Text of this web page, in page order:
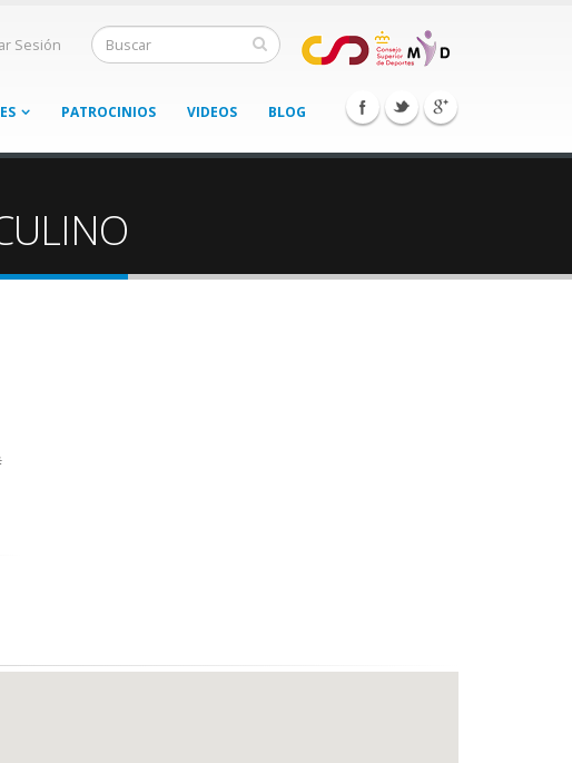
Sesión
PATROCINIOS VIDEOS BLOG